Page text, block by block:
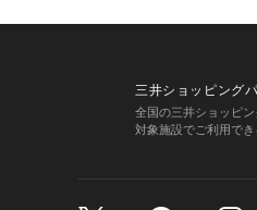
三井ショッピング
全国の三井ショッピン
対象施設でご利用でき